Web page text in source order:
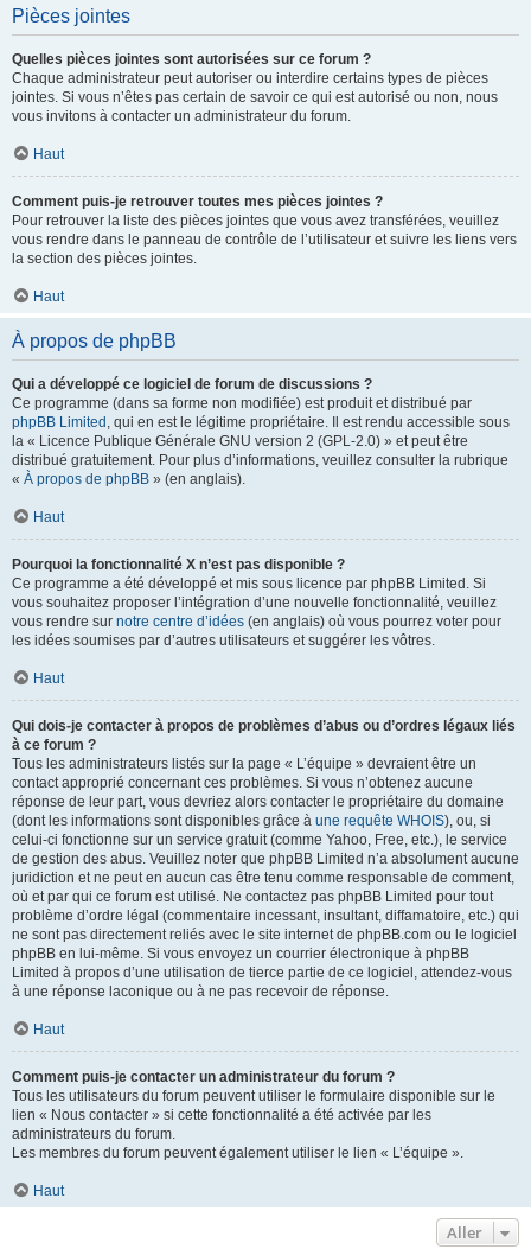
Pièces jointes
Quelles pièces jointes sont autorisées sur ce forum ?
Chaque administrateur peut autoriser ou interdire certains types de pièces
jointes. Si vous n’êtes pas certain de savoir ce qui est autorisé ou non, nous
vous invitons à contacter un administrateur du forum.
Haut
Comment puis-je retrouver toutes mes pièces jointes ?
Pour retrouver la liste des pièces jointes que vous avez transférées, veuillez
vous rendre dans le panneau de contrôle de l’utilisateur et suivre les liens vers
la section des pièces jointes.
Haut
À propos de phpBB
Qui a développé ce logiciel de forum de discussions ?
Ce programme (dans sa forme non modifiée) est produit et distribué par
phpBB Limited , qui en est le légitime propriétaire. Il est rendu accessible sous
la « Licence Publique Générale GNU version 2 (GPL-2.0) » et peut être
distribué gratuitement. Pour plus d’informations, veuillez consulter la rubrique
« À propos de phpBB » (en anglais).
Haut
Pourquoi la fonctionnalité X n’est pas disponible ?
Ce programme a été développé et mis sous licence par phpBB Limited. Si
vous souhaitez proposer l’intégration d’une nouvelle fonctionnalité, veuillez
vous rendre sur notre centre d’idées (en anglais) où vous pourrez voter pour
les idées soumises par d’autres utilisateurs et suggérer les vôtres.
Haut
Qui dois-je contacter à propos de problèmes d’abus ou d’ordres légaux liés
à ce forum ?
Tous les administrateurs listés sur la page « L’équipe » devraient être un
contact approprié concernant ces problèmes. Si vous n’obtenez aucune
réponse de leur part, vous devriez alors contacter le propriétaire du domaine
(dont les informations sont disponibles grâce à une requête WHOIS), ou, si
celui-ci fonctionne sur un service gratuit (comme Yahoo, Free, etc.), le service
de gestion des abus. Veuillez noter que phpBB Limited n’a absolument aucune
juridiction et ne peut en aucun cas être tenu comme responsable de comment,
où et par qui ce forum est utilisé. Ne contactez pas phpBB Limited pour tout
problème d’ordre légal (commentaire incessant, insultant, diffamatoire, etc.) qui
ne sont pas directement reliés avec le site internet de phpBB.com ou le logiciel
phpBB en lui-même. Si vous envoyez un courrier électronique à phpBB
Limited à propos d’une utilisation de tierce partie de ce logiciel, attendez-vous
à une réponse laconique ou à ne pas recevoir de réponse.
Haut
Comment puis-je contacter un administrateur du forum ?
Tous les utilisateurs du forum peuvent utiliser le formulaire disponible sur le
lien « Nous contacter » si cette fonctionnalité a été activée par les
administrateurs du forum.
Les membres du forum peuvent également utiliser le lien « L’équipe ».
Haut
Aller